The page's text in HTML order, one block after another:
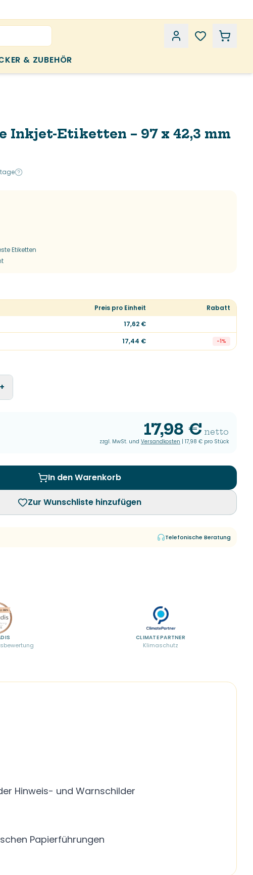
& ZUBEHÖR
Inkjet-Etiketten – 97 x 42,3 mm
Etiketten
Preis pro Einheit
Rabatt
17,62 €
17,44 € -1%
+
17,98 € netto
zzgl. MwSt. und Versandkosten | 17,98 € pro Stück
In den Warenkorb
Zur Wunschliste hinzufügen
Telefonische Beratung
CLIMATE PARTNER
Klimaschutz
Hinweis- und Warnschilder
Papierführungen